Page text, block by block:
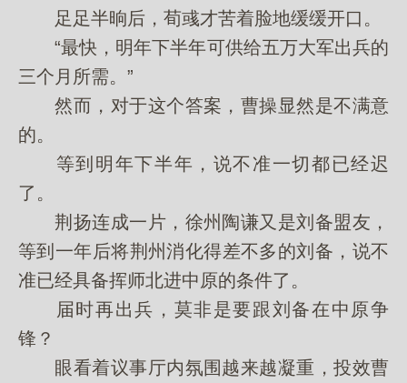
足足半晌后，荀彧才苦着脸地缓缓开口。
“最快，明年下半年可供给五万大军出兵的
三个月所需。”
然而，对于这个答案，曹操显然是不满意
的。
等到明年下半年，说不准一切都已经迟
了。
荆扬连成一片，徐州陶谦又是刘备盟友，
等到一年后将荆州消化得差不多的刘备，说不
准已经具备挥师北进中原的条件了。
届时再出兵，莫非是要跟刘备在中原争
锋？
眼看着议事厅内氛围越来越凝重，投效曹